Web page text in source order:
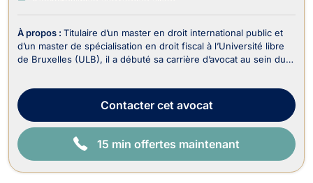
À propos : Titulaire d’un master en droit international public et
d’un master de spécialisation en droit fiscal à l’Université libre
de Bruxelles (ULB), il a débuté sa carrière d’avocat au sein du
Afschrift, avocate ...Contactercet avocat
15 min offertes maintenant